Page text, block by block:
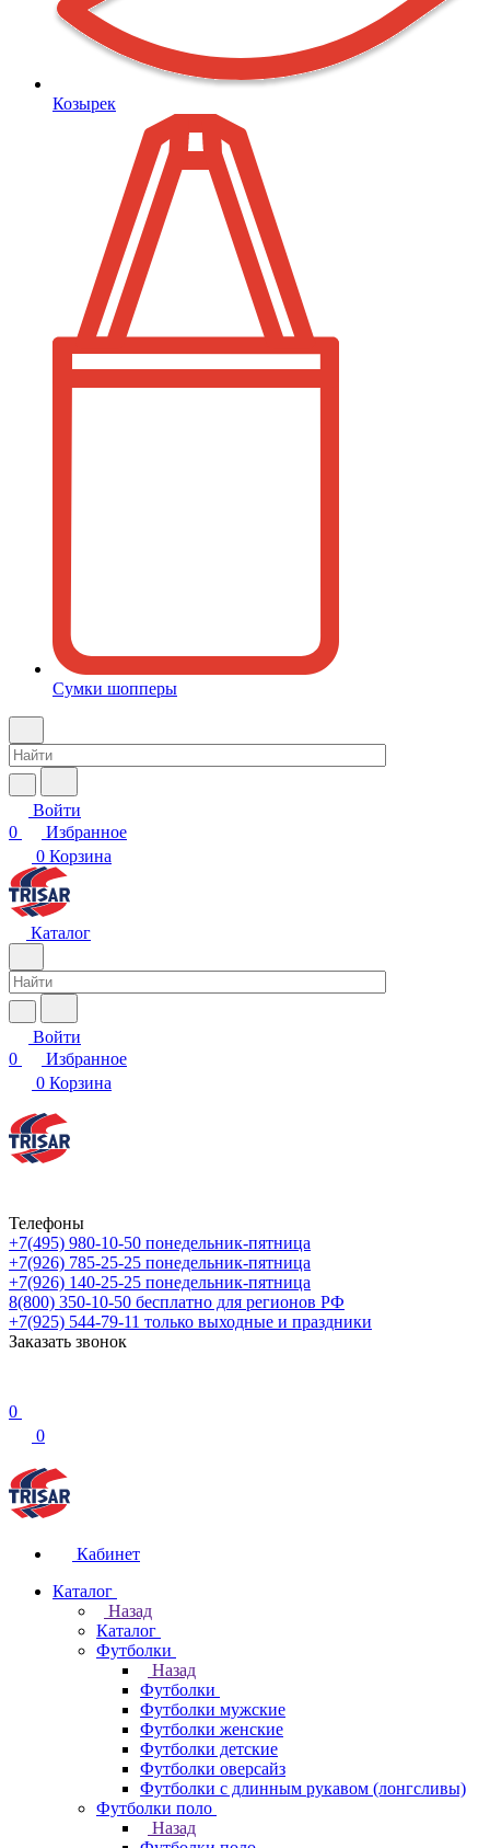
Козырек
Сумки шопперы
Войти
0
Избранное
0 Корзина
Каталог
Войти
0
Избранное
0 Корзина
Телефоны
+7(495) 980-10-50 понедельник-пятница
+7(926) 785-25-25 понедельник-пятница
+7(926) 140-25-25 понедельник-пятница
8(800) 350-10-50 бесплатно для регионов РФ
+7(925) 544-79-11 только выходные и праздники
Заказать звонок
0
0
Кабинет
Каталог
Назад
Каталог
Футболки
Назад
Футболки
Футболки мужские
Футболки женские
Футболки детские
Футболки оверсайз
Футболки с длинным рукавом (лонгсливы)
Футболки поло
Назад